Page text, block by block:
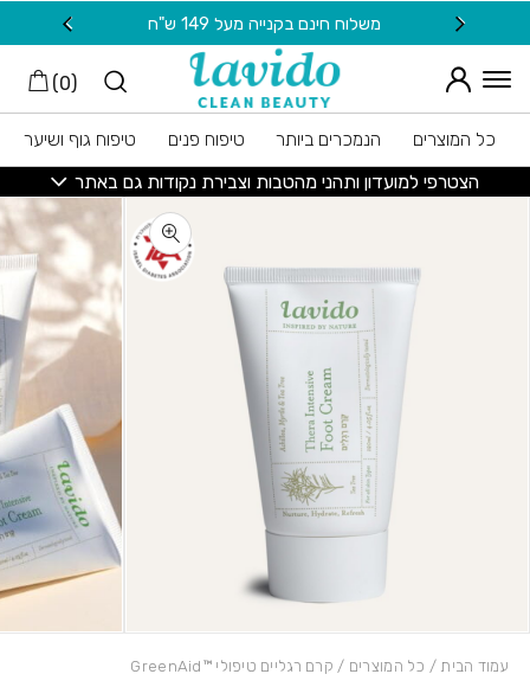
Skip to Content משלוח חינם בקנייה מעל 149 ש"ח
(
0
)
כל המוצרים הנמכרים ביותר טיפוח פנים
טיפוח גוף ושיער
הצטרפי למועדון ותהני מהטבות וצבירת נקודות גם באתר
עמוד הבית / כל המוצרים / קרם רגליים טיפולי ™GreenAid
בחזרה למעלה